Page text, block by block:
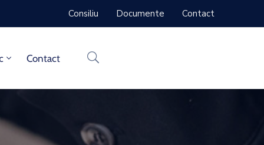
Consiliu Documente Contact
Contact